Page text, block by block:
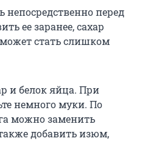
перед
ее заранее, сахар
стать слишком
и белок яйца. При
немного муки. По
можно заменить
добавить изюм,